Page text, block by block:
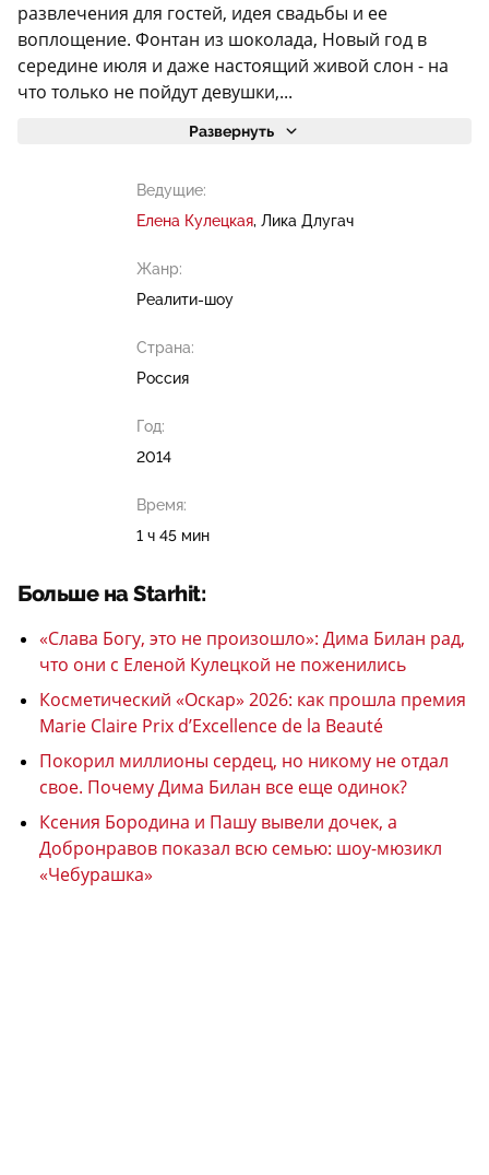
развлечения для гостей, идея свадьбы и ее
воплощение. Фонтан из шоколада, Новый год в
середине июля и даже настоящий живой слон - на
что только не пойдут девушки,...
Развернуть
Ведущие:
Елена Кулецкая Лика Длугач
Жанр:
Реалити-шоу
Страна:
Россия
Год:
2014
Время:
1 ч 45 мин
Больше на Starhit:
«Слава Богу, это не произошло»: Дима Билан рад,
что они с Еленой Кулецкой не поженились
Косметический «Оскар» 2026: как прошла премия
Marie Claire Prix d’Excellence de la Beauté
Покорил миллионы сердец, но никому не отдал
свое. Почему Дима Билан все еще одинок?
Ксения Бородина и Пашу вывели дочек, а
Добронравов показал всю семью: шоу-мюзикл
«Чебурашка»